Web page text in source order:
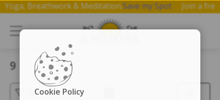
Yoga, Breathwork & Meditation.Save my Spot Join a
9
(3)Cookie Policy